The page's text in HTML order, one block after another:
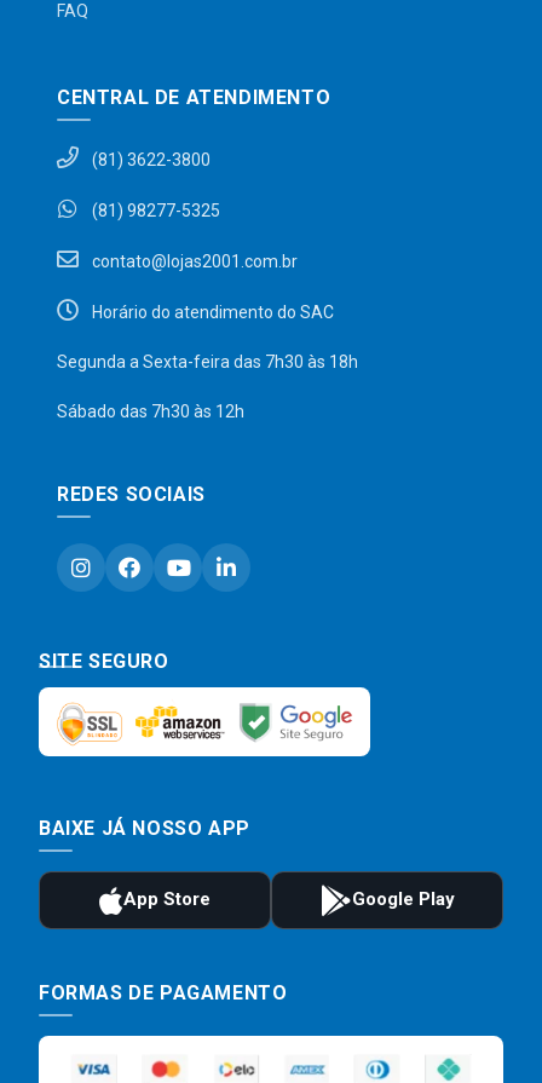
FAQ
CENTRAL DE ATENDIMENTO
(81) 3622-3800
(81) 98277-5325
contato@lojas2001.com.br
Horário do atendimento do SAC
Segunda a Sexta-feira das 7h30 às 18h
Sábado das 7h30 às 12h
REDES SOCIAIS
SITE SEGURO
BAIXE JÁ NOSSO APP
FORMAS DE PAGAMENTO